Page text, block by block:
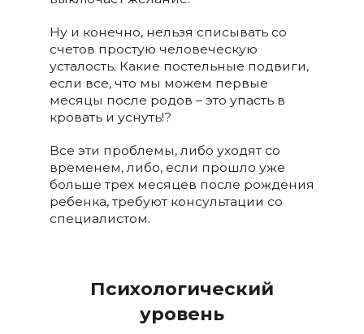
Ну и конечно, нельзя списывать со
счетов простую человеческую
усталость. Какие постельные подвиги,
если все, что мы можем первые
месяцы после родов – это упасть в
кровать и уснуть!?
Все эти проблемы, либо уходят со
временем, либо, если прошло уже
больше трех месяцев после рождения
ребенка, требуют консультации со
специалистом.
Психологический
уровень